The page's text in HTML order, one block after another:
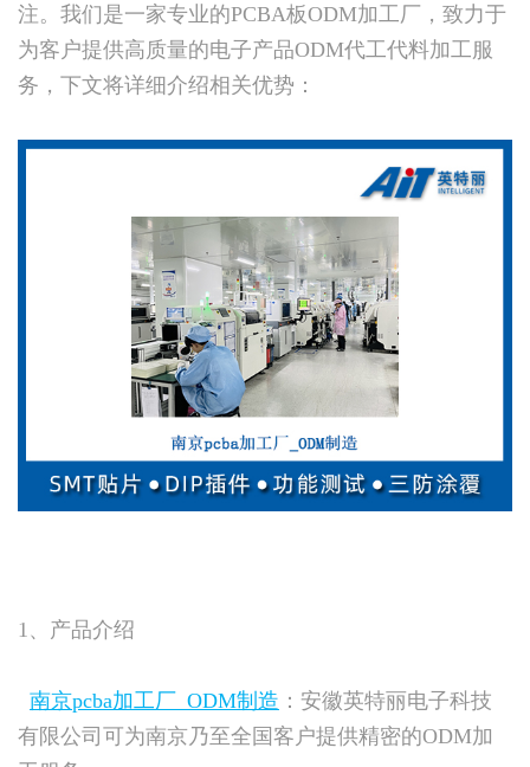
注。我们是一家专业的PCBA板ODM加工厂，致力于
为客户提供高质量的电子产品ODM代工代料加工服
务，下文将详细介绍相关优势：
1、产品介绍
南京pcba加工厂_ODM制造 ：安徽英特丽电子科技
有限公司可为南京乃至全国客户提供精密的ODM加